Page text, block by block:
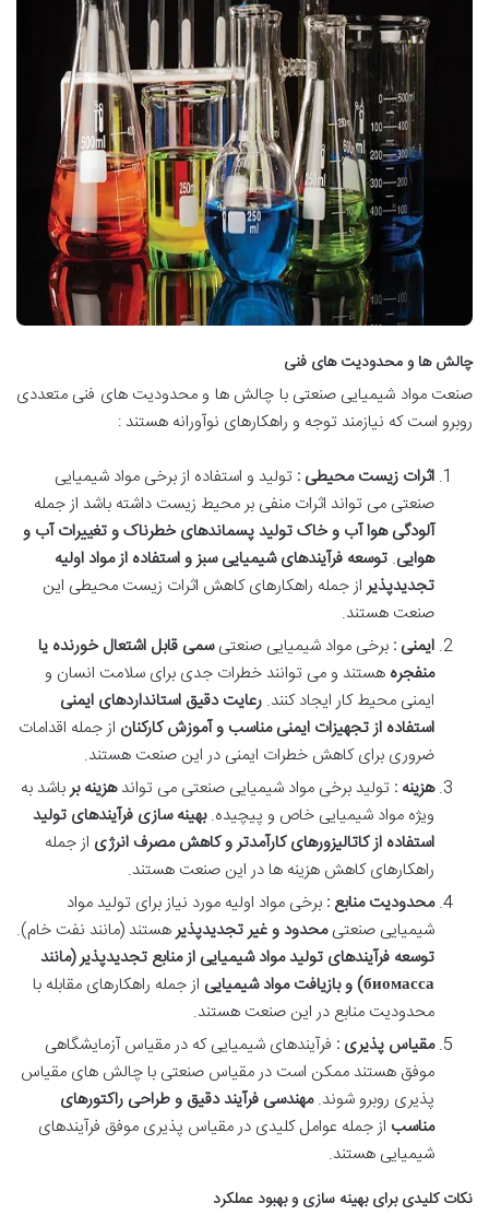
چالش ها و محدودیت های فنی
صنعت مواد شیمیایی صنعتی با چالش ها و محدودیت های فنی متعددی
روبرو است که نیازمند توجه و راهکارهای نوآورانه هستند :
اثرات زیست محیطی : تولید و استفاده از برخی مواد شیمیایی
صنعتی می تواند اثرات منفی بر محیط زیست داشته باشد از جمله
آلودگی هوا آب و خاک تولید پسماندهای خطرناک و تغییرات آب و
هوایی. توسعه فرآیندهای شیمیایی سبز و استفاده از مواد اولیه
تجدیدپذیراز جمله راهکارهای کاهش اثرات زیست محیطی این
صنعت هستند.
ایمنی : برخی مواد شیمیایی صنعتیسمی قابل اشتعال خورنده یا
منفجره هستند و می توانند خطرات جدی برای سلامت انسان و
ایمنی محیط کار ایجاد کنند. رعایت دقیق استانداردهای ایمنی
استفاده از تجهیزات ایمنی مناسب و آموزش کارکنان از جمله اقدامات
ضروری برای کاهش خطرات ایمنی در این صنعت هستند.
هزینه : تولید برخی مواد شیمیایی صنعتی می تواندهزینه برباشد به
ویژه مواد شیمیایی خاص و پیچیده.بهینه سازی فرآیندهای تولید
استفاده از کاتالیزورهای کارآمدتر و کاهش مصرف انرژی از جمله
راهکارهای کاهش هزینه ها در این صنعت هستند.
محدودیت منابع : برخی مواد اولیه مورد نیاز برای تولید مواد
شیمیایی صنعتیمحدود و غیر تجدیدپذیرهستند (مانند نفت خام).
توسعه فرآیندهای تولید مواد شیمیایی از منابع تجدیدپذیر(مانند
биомасса) و بازیافت مواد شیمیایی از جمله راهکارهای مقابله با
محدودیت منابع در این صنعت هستند.
مقیاس پذیری : فرآیندهای شیمیایی که در مقیاس آزمایشگاهی
موفق هستند ممکن است در مقیاس صنعتی با چالش های مقیاس
پذیری روبرو شوند.مهندسی فرآیند دقیق و طراحی راکتورهای
مناسب از جمله عوامل کلیدی در مقیاس پذیری موفق فرآیندهای
شیمیایی هستند.
نکات کلیدی برای بهینه سازی و بهبود عملکرد